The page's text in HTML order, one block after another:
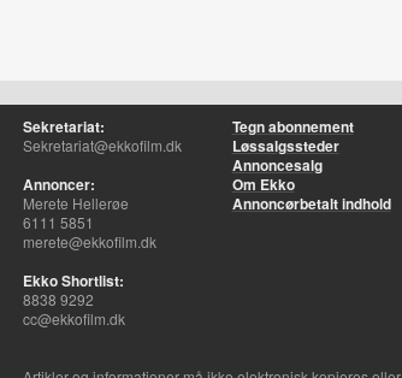
Sekretariat:
Sekretariat@ekkofilm.dk
Annoncer:
Merete Hellerøe
6111 5851
merete@ekkofilm.dk
Ekko Shortlist:
8838 9292
cc@ekkofilm.dk
Tegn abonnement
Løssalgssteder
Annoncesalg
Om Ekko
Annoncørbetalt indhold